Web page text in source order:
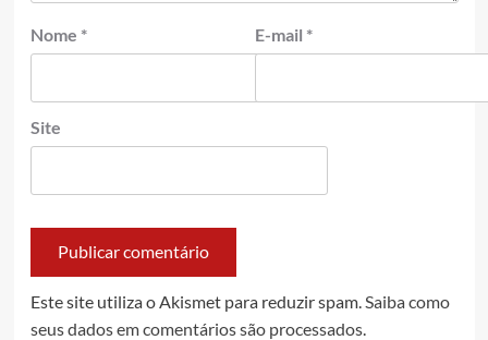
Nome * E-mail *
Site
Este site utiliza o Akismet para reduzir spam. Saiba como
seus dados em comentários são processados.